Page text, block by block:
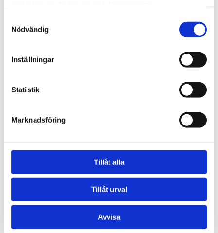
Nödvändig
Inställningar
Statistik
Marknadsföring
Tillåt alla
Tillåt urval
Avvisa
Lek, läsning och samspel – en viktig del a...
Det viktigaste för barnets utveckling är inte